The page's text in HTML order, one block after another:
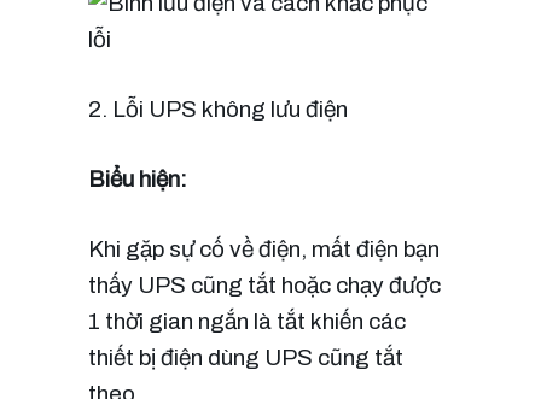
2. Lỗi UPS không lưu điện
Biểu hiện:
Khi gặp sự cố về điện, mất điện bạn
thấy UPS cũng tắt hoặc chạy được
1 thời gian ngắn là tắt khiến các
thiết bị điện dùng UPS cũng tắt